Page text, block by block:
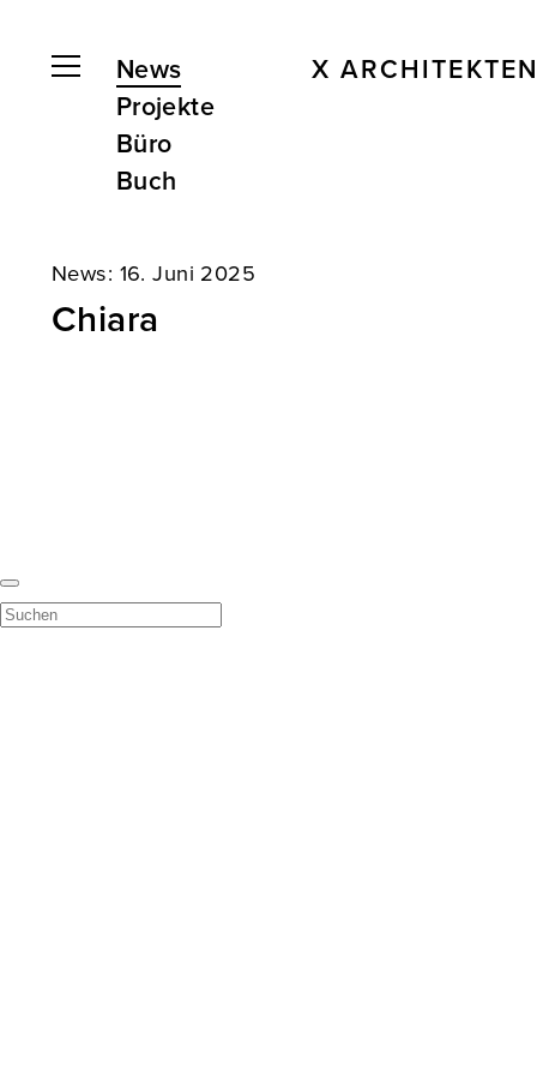
News
Projekte
Büro
Buch
X
News: 16. Juni 2025
Chiara